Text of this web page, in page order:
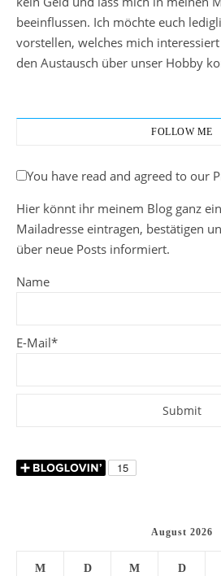
beeinflussen. Ich möchte euch
vorstellen, welches mich
den Austausch über unser Hobby
FOLLOW ME
You have read and agreed to our
Hier könnt ihr meinem Blog ganz
Mailadresse eintragen, bestätigen
über neue Posts informiert.
Name
E-Mail*
August 2026
M D M D